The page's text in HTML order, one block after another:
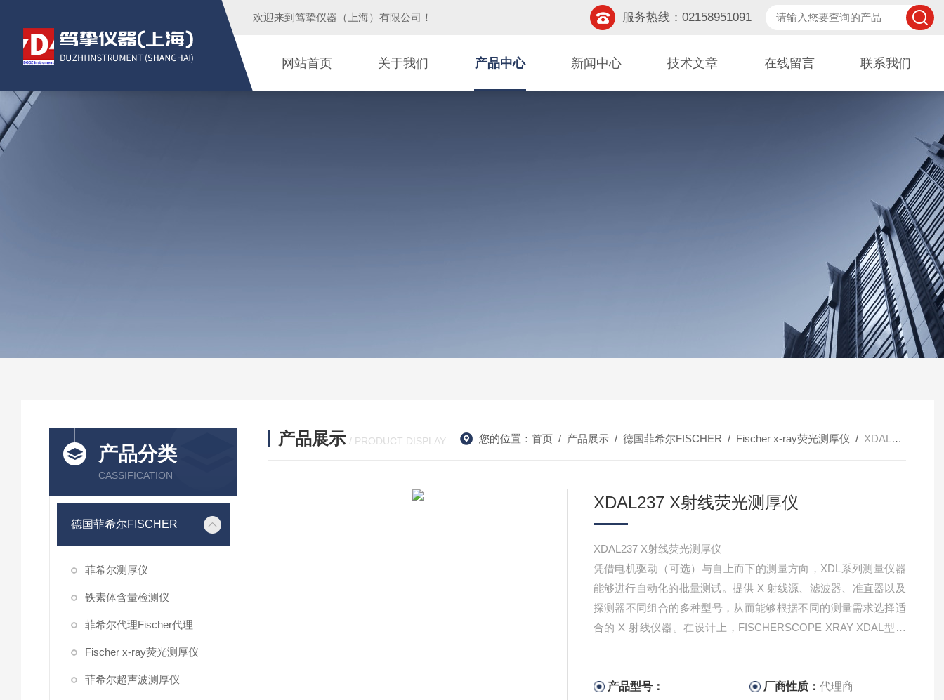
欢迎来到 笃挚仪器（上海）有限公司 ！ 服务热线：02158951091
网站首页 关于我们 产品中心 新闻中心 技术文章 在线留言 联系我们
产品分类
CASSIFICATION
德国菲希尔FISCHER
菲希尔测厚仪
铁素体含量检测仪
菲希尔代理Fischer代理
Fischer x-ray荧光测厚仪
菲希尔超声波测厚仪
产品展示 / PRODUCT DISPLAY 您的位置： 首页/ 产品展示/ 德国菲希尔FISCHER / Fischer x-ray荧光测厚仪 / XDAL237 X射线荧光测厚仪
XDAL237 X射线荧光测厚仪
XDAL237 X射线荧光测厚仪
凭借电机驱动（可选）与自上而下的测量方向，XDL系列测量仪器
能够进行自动化的批量测试。提供 X 射线源、滤波器、准直器以及
探测器不同组合的多种型号，从而能够根据不同的测量需求选择适
合的 X 射线仪器。在设计上，FISCHERSCOPE XRAY XDAL型仪
产品型号： 厂商性质：代理商